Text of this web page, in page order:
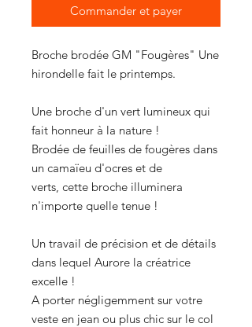
Commander et payer
Broche brodée GM "Fougères" Une
hirondelle fait le printemps.
Une broche d'un vert lumineux qui
fait honneur à la nature !
Brodée de feuilles de fougères dans
un camaïeu d'ocres et de
verts, cette broche illuminera
n'importe quelle tenue !
Un travail de précision et de détails
dans lequel Aurore la créatrice
excelle !
A porter négligemment sur votre
veste en jean ou plus chic sur le col